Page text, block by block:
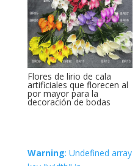
Flores de lirio de cala
artificiales que florecen al
por mayor para la
decoración de bodas
Warning: Undefined array